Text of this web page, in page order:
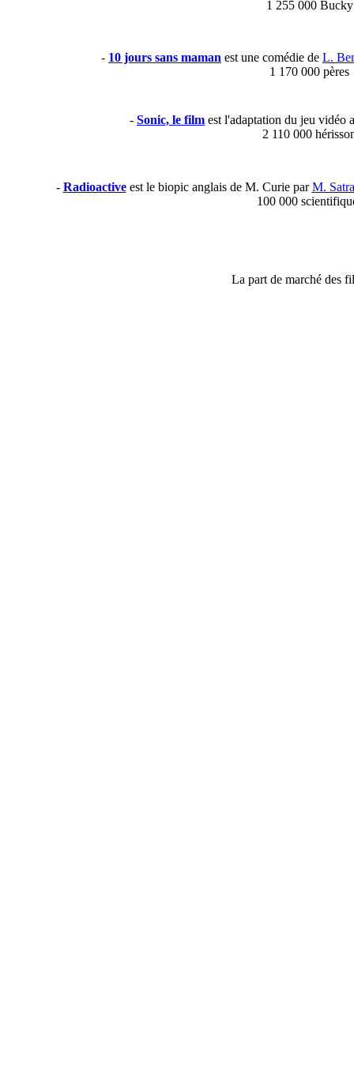
1 255 000 Bucky
- 10 jours sans maman est une comédie de L.
1 170 000 pères
- Sonic, le film est l'adaptation du jeu vidéo
2 110 000
- Radioactive est le biopic anglais de M. Curie parM.
100 000
La part de marché des